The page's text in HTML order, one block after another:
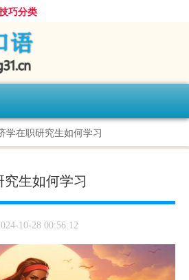
巧分类
学在职研究生如何学习
生如何学习
10-28 00:56:12